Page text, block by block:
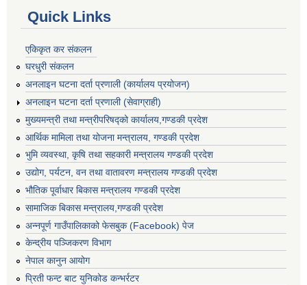
Quick Links
एकिकृत कर संकलन
घरधुरी संकलन
अनलाइन घटना दर्ता प्रणाली (कार्यालय प्रयोजन)
अनलाइन घटना दर्ता प्रणाली (सेवाग्राही)
मुख्यमन्त्री तथा मन्त्रीपरिषद्को कार्यालय,गण्डकी प्रदेश
आर्थिक मामिला तथा योजना मन्त्रालय, गण्डकी प्रदेश
भुमि व्यवस्था, कृषि तथा सहकारी मन्त्रालय गण्डकी प्रदेश
उद्योग, पर्यटन, वन तथा वातावरण मन्त्रालय गण्डकी प्रदेश
भौतिक पूर्वाधार बिकास मन्त्रालय गण्डकी प्रदेश
सामाजिक बिकास मन्त्रालय,गण्डकी प्रदेश
अन्नपूर्ण गाउँपालिकाको फेसबुक (Facebook) पेज
केन्द्रीय पञ्जिकरण विभाग
नेपाल कानुन आयोग
प्रिती फन्ट बाट युनिकोड कन्भर्रटर